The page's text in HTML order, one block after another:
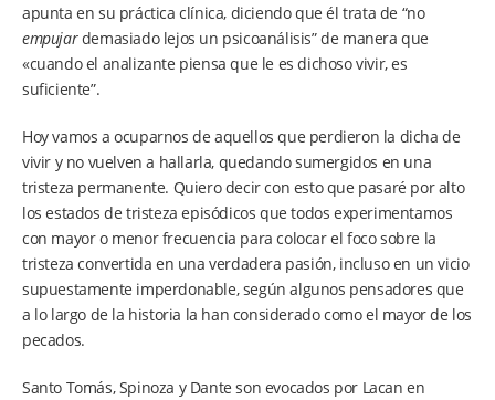
apunta en su práctica clínica, diciendo que él trata de “no
empujardemasiado lejos un psicoanálisis” de manera que
«cuando el analizante piensa que le es dichoso vivir, es
suficiente”.
Hoy vamos a ocuparnos de aquellos que perdieron la dicha de
vivir y no vuelven a hallarla, quedando sumergidos en una
tristeza permanente. Quiero decir con esto que pasaré por alto
los estados de tristeza episódicos que todos experimentamos
con mayor o menor frecuencia para colocar el foco sobre la
tristeza convertida en una verdadera pasión, incluso en un vicio
supuestamente imperdonable, según algunos pensadores que
a lo largo de la historia la han considerado como el mayor de los
pecados.
Santo Tomás, Spinoza y Dante son evocados por Lacan en